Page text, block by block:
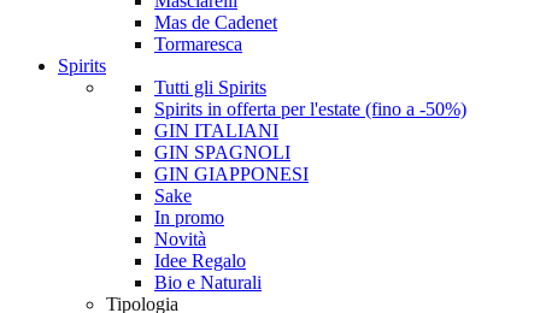
Mas de Cadenet
Tormaresca
Spirits
Tutti gli Spirits
Spirits in offerta per l'estate (fino a -50%)
GIN ITALIANI
GIN SPAGNOLI
GIN GIAPPONESI
Sake
In promo
Novità
Idee Regalo
Bio e Naturali
Tipologia